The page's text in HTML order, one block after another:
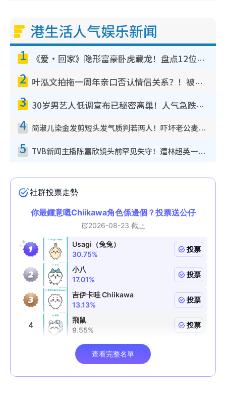
港生活人气娱乐新闻
1 《爱·回家》隐形富豪卧虎藏龙！盘点12位财气逼人的有钱艺人：这位美女3亿身家不愁做
2 叶泓文拍拖一周年亲口否认情侣关系？！被质疑感情造假竟称GM“普通同事”
3 30岁男艺人低调宣布已秘密离巢！人气急跌变失踪人口：“这几年过得并不容易”
4 简淑儿染金发剪短头发气质判若两人！吓坏老公麦大力都认不出：“你做什么？”
5 TVB新闻主播陈嘉欣镜头前罕见失守！遭林超英一句话突袭吓坏当场大笑